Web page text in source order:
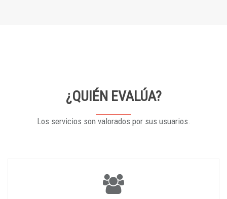
¿QUIÉN EVALÚA?
Los servicios son valorados por sus usuarios.